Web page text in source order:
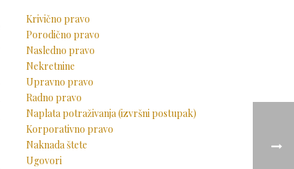
Krivično pravo
Porodično pravo
Nasledno pravo
Nekretnine
Upravno pravo
Radno pravo
Naplata potraživanja (izvršni postupak)
Korporativno pravo
Naknada štete
Ugovori